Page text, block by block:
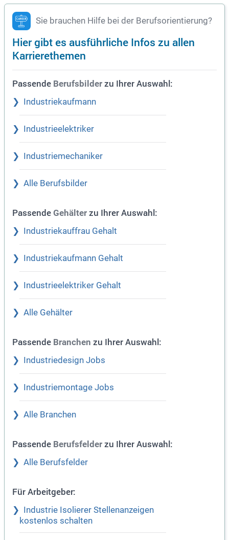
Sie brauchen Hilfe bei der Berufsorientierung?
Hier gibt es ausführliche Infos zu allen
Karrierethemen
Passende Berufsbilder zu Ihrer Auswahl:
Industriekaufmann
Industrieelektriker
Industriemechaniker
Alle Berufsbilder
Passende Gehälter zu Ihrer Auswahl:
Industriekauffrau Gehalt
Industriekaufmann Gehalt
Industrieelektriker Gehalt
Alle Gehälter
Passende Branchen zu Ihrer Auswahl:
Industriedesign Jobs
Industriemontage Jobs
Alle Branchen
Passende Berufsfelder zu Ihrer Auswahl:
Alle Berufsfelder
Für Arbeitgeber:
Industrie Isolierer Stellenanzeigen
kostenlos schalten